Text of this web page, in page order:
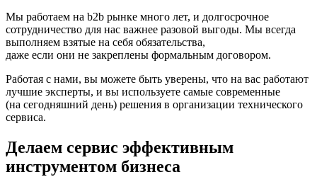
Мы работаем на b2b рынке много лет, и долгосрочное
сотрудничество для нас важнее разовой выгоды. Мы всегда
выполняем взятые на себя обязательства,
даже если они не закреплены формальным договором.
Работая с нами, вы можете быть уверены, что на вас работают
лучшие эксперты, и вы используете самые современные
(на сегодняшний день) решения в организации технического
сервиса.
Делаем сервис эффективным
инструментом бизнеса